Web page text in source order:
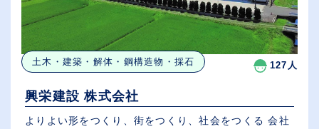
土木・建築・解体・鋼構造物・採石 127人
興栄建設 株式会社
よりよい形をつくり、街をつくり、社会をつくる 会社